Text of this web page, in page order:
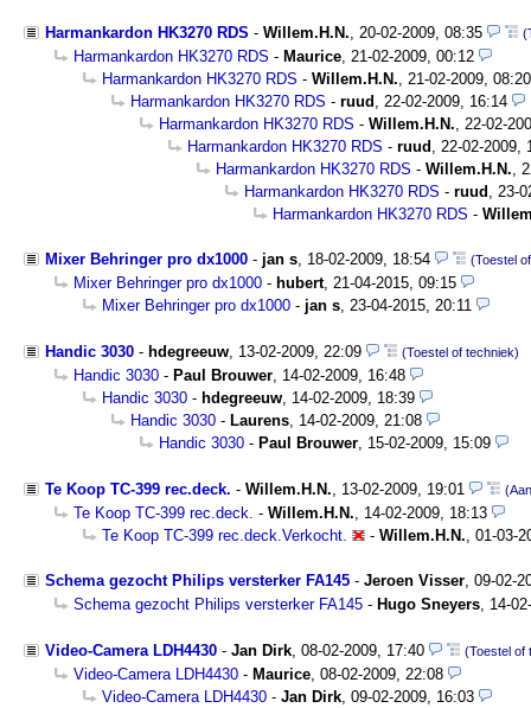
Harmankardon HK3270 RDS - Willem.H.N. 20-02-2009, 08:35
Harmankardon HK3270 RDS - Maurice 21-02-2009, 00:12
Harmankardon HK3270 RDS - Willem.H.N.
21-02-2009, 08:20
Harmankardon HK3270 RDS - ruud
22-02-2009, 16:14
Harmankardon HK3270 RDS - Willem.H.N.
22-02-
Harmankardon HK3270 RDS - ruud
22-02-2009,
Harmankardon HK3270 RDS - Willem.H.N.
Harmankardon HK3270 RDS - ruud
23-
Harmankardon HK3270 RDS -
Mixer Behringer pro dx1000 - jan s, 18-02-2009, 18:54 (Toestel
Mixer Behringer pro dx1000 - hubert, 21-04-2015, 09:15
Mixer Behringer pro dx1000 - jan s, 23-04-2015, 20:11
Handic 3030 - hdegreeuw 13-02-2009, 22:09 (Toestel of techniek)
Handic 3030 - Paul Brouwer 14-02-2009, 16:48
Handic 3030 - hdegreeuw 14-02-2009, 18:39
Handic 3030 - Laurens 14-02-2009, 21:08
Handic 3030 - Paul Brouwer 15-02-2009, 15:09
Te Koop TC-399 rec.deck. - Willem.H.N. 13-02-2009, 19:01
Te Koop TC-399 rec.deck. - Willem.H.N.
14-02-2009, 18:13
Te Koop TC-399 rec.deck.Verkocht.
- Willem.H.N. 01-03-
Schema gezocht Philips versterker FA145 - Jeroen Visser, 09-02-
Schema gezocht Philips versterker FA145 - Hugo Sneyers, 14-
Video-Camera LDH4430 - Jan Dirk 08-02-2009, 17:40 (Toestel of
Video-Camera LDH4430 - Maurice 08-02-2009, 22:08
Video-Camera LDH4430 - Jan Dirk 09-02-2009, 16:03